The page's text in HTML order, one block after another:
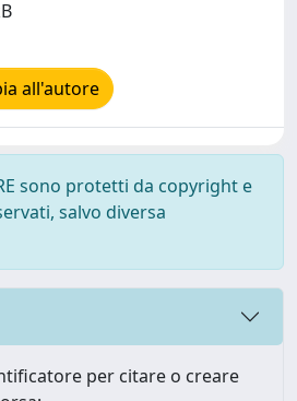
all'autore
sono protetti da copyright e
salvo diversa
per citare o creare